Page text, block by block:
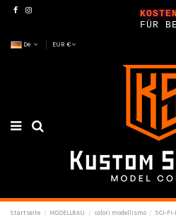
FÜR
De EUR €
Startseite MODELLBAU colori modellismo SCI-FI-